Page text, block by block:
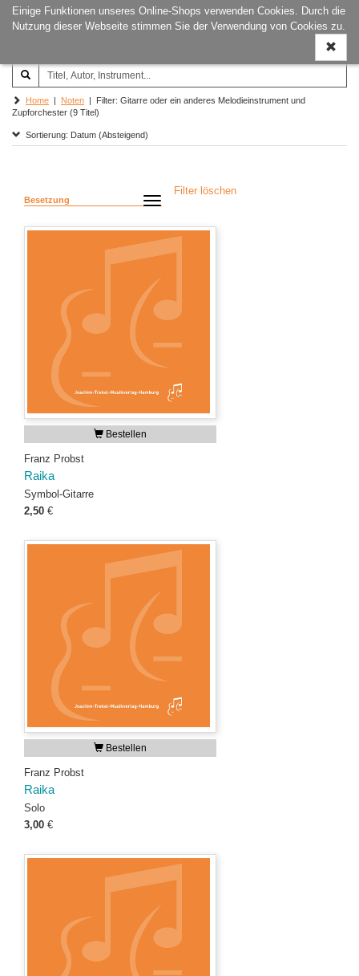
Einige Funktionen unseres Online-Shops verwenden Cookies. Durch die
Nutzung dieser Webseite stimmen Sie der Verwendung von Cookies zu.
ein-/
Joachim‐Trekel‐Musikverlag,
Hamburg
Home | Noten | Filter: Gitarre oder ein anderes Melodieinstrument und
Zupforchester (9 Titel)
Sortierung: Datum (Absteigend)
Besetzung
Filter löschen
Bestellen
Franz Probst
Raika
Symbol-Gitarre
2,50 €
Bestellen
Franz Probst
Raika
Solo
3,00 €